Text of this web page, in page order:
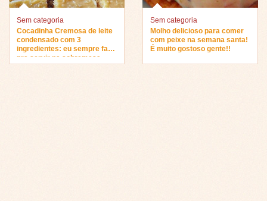
Sem categoria
Cocadinha Cremosa de leite
condensado com 3
ingredientes: eu sempre faço
pra servir na sobremesa…
Sem categoria
Molho delicioso para comer
com peixe na semana santa!
É muito gostoso gente!!